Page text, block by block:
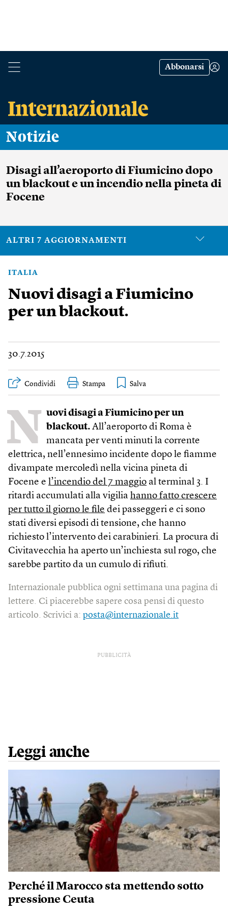
Abbonarsi
Notizie
Disagi all’aeroporto di Fiumicino dopo
un blackout e un incendio nella pineta di
Focene
ALTRI 7 AGGIORNAMENTI
ITALIA
Nuovi disagi a Fiumicino
per un blackout.
30.7.2015
Condividi Stampa
N uovi disagi a Fiumicino per un
blackout. All’aeroporto di Roma è
mancata per venti minuti la corrente
elettrica, nell’ennesimo incidente dopo le fiamme
divampate mercoledì nella vicina pineta di
Focene e l’incendio del 7 maggio al terminal 3. I
ritardi accumulati alla vigilia hanno fatto crescere
per tutto il giorno le file dei passeggeri e ci sono
stati diversi episodi di tensione, che hanno
richiesto l’intervento dei carabinieri. La procura di
Civitavecchia ha aperto un’inchiesta sul rogo, che
sarebbe partito da un cumulo di rifiuti.
Internazionale pubblica ogni settimana una pagina di
lettere. Ci piacerebbe sapere cosa pensi di questo
articolo. Scrivici a: posta@internazionale.it
PUBBLICITÀ
Leggi anche
Perché il Marocco sta mettendo sotto
pressione Ceuta